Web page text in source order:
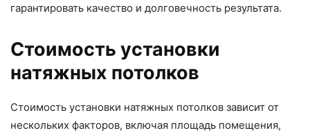
гарантировать качество и долговечность результата.
Стоимость установки
натяжных потолков
Стоимость установки натяжных потолков зависит от
нескольких факторов, включая площадь помещения,